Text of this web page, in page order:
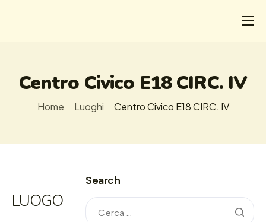
CHI
I SALVATI
FORMAZIONE
PROGETTI
Centro Civico E18 CIRC. IV
Home Luoghi Centro Civico E18 CIRC. IV
LUOGO
Search